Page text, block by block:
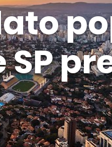
membros
SP